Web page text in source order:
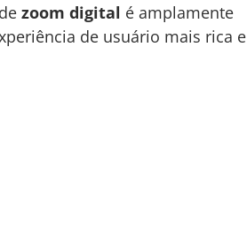
zoom digital é amplamente
de usuário mais rica e